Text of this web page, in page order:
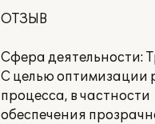
ОТЗЫВ
Сфера деятельности:
С целью оптимизации
процесса, в частности
обеспечения